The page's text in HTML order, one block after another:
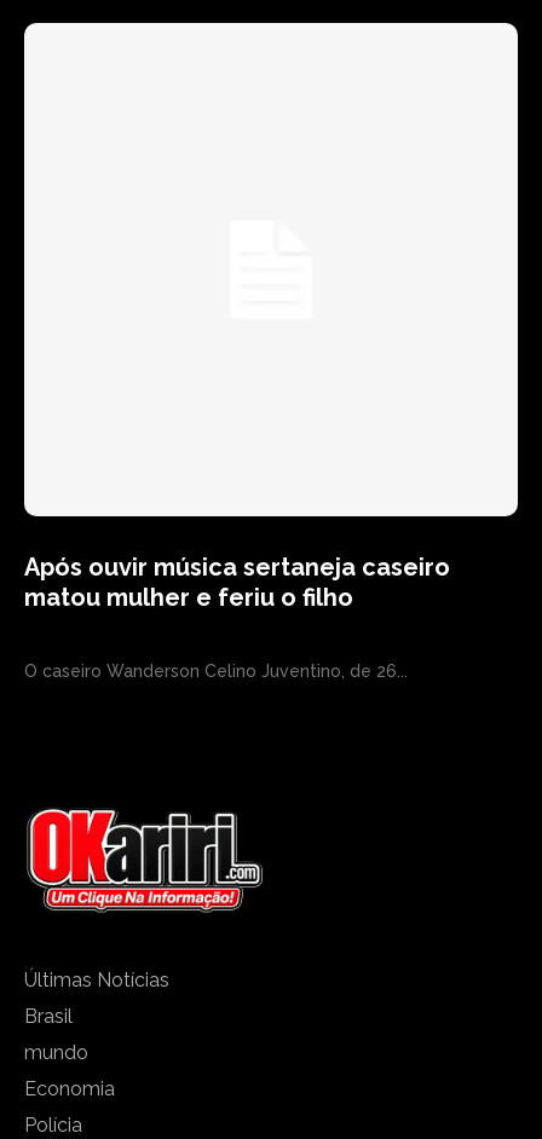
Após ouvir música sertaneja caseiro
matou mulher e feriu o filho
O caseiro Wanderson Celino Juventino, de 26...
Últimas Notícias
Brasil
mundo
Economia
Polícia